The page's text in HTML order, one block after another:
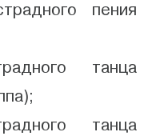
пения
танца
танца